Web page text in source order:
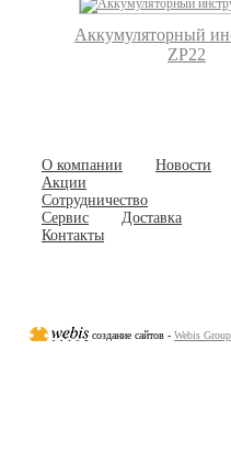
Аккумуляторный
ZP22
О компании
Новости
Акции
Сотрудничество
Сервис
Доставка
Контакты
создание сайтов - Webis Group